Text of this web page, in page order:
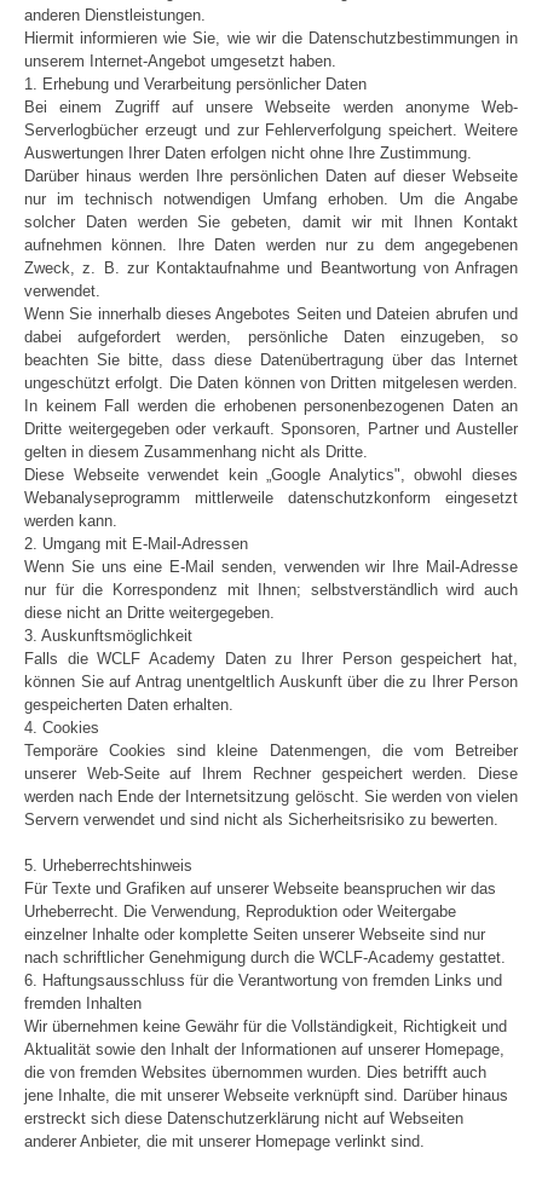
anderen Dienstleistungen.
Hiermit informieren wie Sie, wie wir die Datenschutzbestimmungen in
unserem Internet-Angebot umgesetzt haben.
1. Erhebung und Verarbeitung persönlicher Daten
Bei einem Zugriff auf unsere Webseite werden anonyme Web-
Serverlogbücher erzeugt und zur Fehlerverfolgung speichert. Weitere
Auswertungen Ihrer Daten erfolgen nicht ohne Ihre Zustimmung.
Darüber hinaus werden Ihre persönlichen Daten auf dieser Webseite
nur im technisch notwendigen Umfang erhoben. Um die Angabe
solcher Daten werden Sie gebeten, damit wir mit Ihnen Kontakt
aufnehmen können. Ihre Daten werden nur zu dem angegebenen
Zweck, z. B. zur Kontaktaufnahme und Beantwortung von Anfragen
verwendet.
Wenn Sie innerhalb dieses Angebotes Seiten und Dateien abrufen und
dabei aufgefordert werden, persönliche Daten einzugeben, so
beachten Sie bitte, dass diese Datenübertragung über das Internet
ungeschützt erfolgt. Die Daten können von Dritten mitgelesen werden.
In keinem Fall werden die erhobenen personenbezogenen Daten an
Dritte weitergegeben oder verkauft. Sponsoren, Partner und Austeller
gelten in diesem Zusammenhang nicht als Dritte.
Diese Webseite verwendet kein „Google Analytics", obwohl dieses
Webanalyseprogramm mittlerweile datenschutzkonform eingesetzt
werden kann.
2. Umgang mit E-Mail-Adressen
Wenn Sie uns eine E-Mail senden, verwenden wir Ihre Mail-Adresse
nur für die Korrespondenz mit Ihnen; selbstverständlich wird auch
diese nicht an Dritte weitergegeben.
3. Auskunftsmöglichkeit
Falls die WCLF Academy Daten zu Ihrer Person gespeichert hat,
können Sie auf Antrag unentgeltlich Auskunft über die zu Ihrer Person
gespeicherten Daten erhalten.
4. Cookies
Temporäre Cookies sind kleine Datenmengen, die vom Betreiber
unserer Web-Seite auf Ihrem Rechner gespeichert werden. Diese
werden nach Ende der Internetsitzung gelöscht. Sie werden von vielen
Servern verwendet und sind nicht als Sicherheitsrisiko zu bewerten.
5. Urheberrechtshinweis
Für Texte und Grafiken auf unserer Webseite beanspruchen wir das
Urheberrecht. Die Verwendung, Reproduktion oder Weitergabe
einzelner Inhalte oder komplette Seiten unserer Webseite sind nur
nach schriftlicher Genehmigung durch die WCLF-Academy gestattet.
6. Haftungsausschluss für die Verantwortung von fremden Links und
fremden Inhalten
Wir übernehmen keine Gewähr für die Vollständigkeit, Richtigkeit und
Aktualität sowie den Inhalt der Informationen auf unserer Homepage,
die von fremden Websites übernommen wurden. Dies betrifft auch
jene Inhalte, die mit unserer Webseite verknüpft sind. Darüber hinaus
erstreckt sich diese Datenschutzerklärung nicht auf Webseiten
anderer Anbieter, die mit unserer Homepage verlinkt sind.